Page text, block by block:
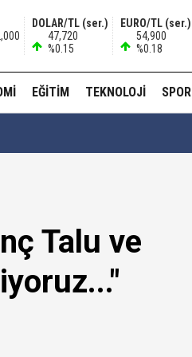
DOLAR/TL (ser.)
47,720
%0.15
EURO/TL (ser.)
54,900
%0.18
EĞITIM TEKNOLOJI SPOR
oradan alırım…'
edilmeye razıyım'
Talu ve